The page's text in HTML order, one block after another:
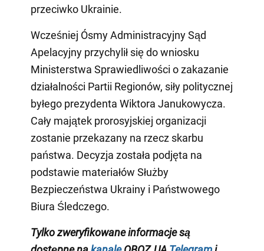
przeciwko Ukrainie.
Wcześniej Ósmy Administracyjny Sąd
Apelacyjny przychylił się do wniosku
Ministerstwa Sprawiedliwości o zakazanie
działalności Partii Regionów, siły politycznej
byłego prezydenta Wiktora Janukowycza.
Cały majątek prorosyjskiej organizacji
zostanie przekazany na rzecz skarbu
państwa. Decyzja została podjęta na
podstawie materiałów Służby
Bezpieczeństwa Ukrainy i Państwowego
Biura Śledczego.
Tylko zweryfikowane informacje są